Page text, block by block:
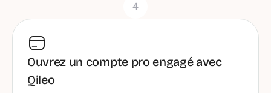
4
Ouvrez un compte pro engagé avec
Qileo